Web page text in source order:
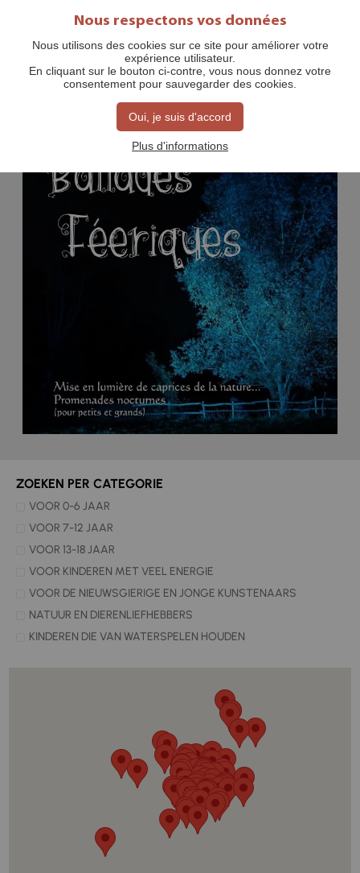
MET DE HELE FAMILIE
ZOEKEN PER CATEGORIE
VOOR 0-6 JAAR
VOOR 7-12 JAAR
VOOR 13-18 JAAR
VOOR KINDEREN MET VEEL ENERGIE
VOOR DE NIEUWSGIERIGE EN JONGE KUNSTENAARS
NATUUR EN DIERENLIEFHEBBERS
KINDEREN DIE VAN WATERSPELEN HOUDEN
Nous respectons vos données
Nous utilisons des cookies sur ce site pour améliorer votre
expérience utilisateur.
En cliquant sur le bouton ci-contre, vous nous donnez votre
consentement pour sauvegarder des cookies.
Oui, je suis d'accord
Plus d'informations